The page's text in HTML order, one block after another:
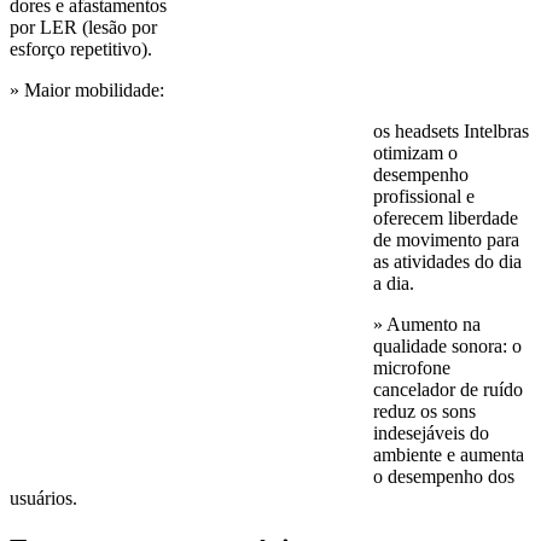
dores e afastamentos
por LER (lesão por
esforço repetitivo).
» Maior mobilidade:
os headsets Intelbras
otimizam o
desempenho
profissional e
oferecem liberdade
de movimento para
as atividades do dia
a dia.
» Aumento na
qualidade sonora: o
microfone
cancelador de ruído
reduz os sons
indesejáveis do
ambiente e aumenta
o desempenho dos
usuários.